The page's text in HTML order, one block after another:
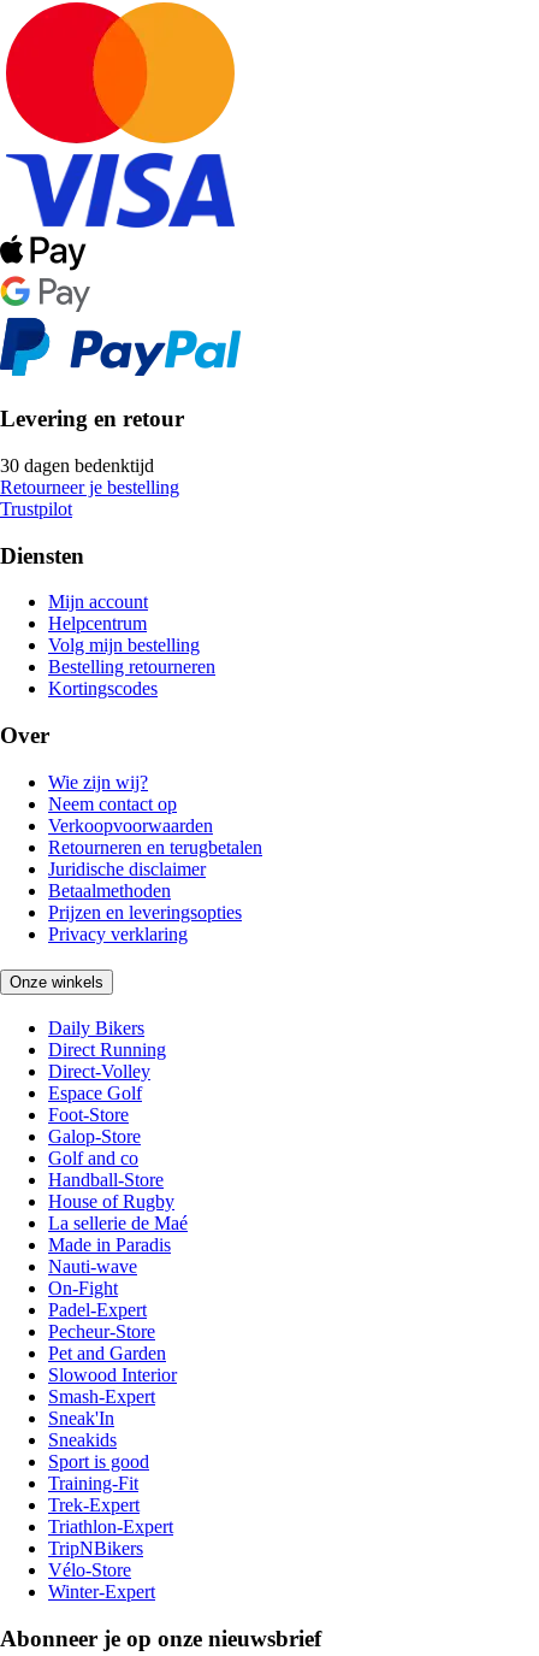
Levering en retour
30 dagen bedenktijd
Retourneer je bestelling
Trustpilot
Diensten
Mijn account
Helpcentrum
Volg mijn bestelling
Bestelling retourneren
Kortingscodes
Over
Wie zijn wij?
Neem contact op
Verkoopvoorwaarden
Retourneren en terugbetalen
Juridische disclaimer
Betaalmethoden
Prijzen en leveringsopties
Privacy verklaring
Onze winkels
Daily Bikers
Direct Running
Direct-Volley
Espace Golf
Foot-Store
Galop-Store
Golf and co
Handball-Store
House of Rugby
La sellerie de Maé
Made in Paradis
Nauti-wave
On-Fight
Padel-Expert
Pecheur-Store
Pet and Garden
Slowood Interior
Smash-Expert
Sneak'In
Sneakids
Sport is good
Training-Fit
Trek-Expert
Triathlon-Expert
TripNBikers
Vélo-Store
Winter-Expert
Abonneer je op onze nieuwsbrief